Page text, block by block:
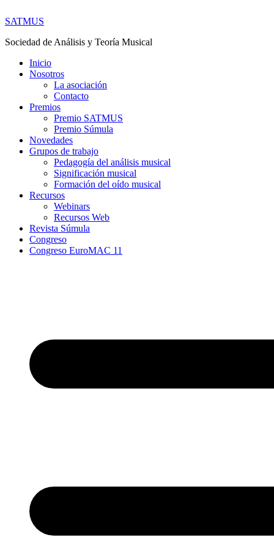
SATMUS
Sociedad de Análisis y Teoría Musical
Inicio
Nosotros
La asociación
Contacto
Premios
Premio SATMUS
Premio Súmula
Novedades
Grupos de trabajo
Pedagogía del análisis musical
Significación musical
Formación del oído musical
Recursos
Webinars
Recursos Web
Revista Súmula
Congreso
Congreso EuroMAC 11